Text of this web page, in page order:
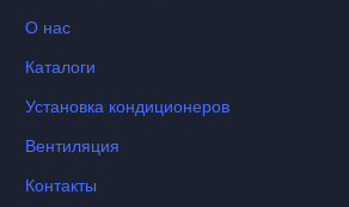
О нас
Каталоги
Установка кондиционеров
Вентиляция
Контакты